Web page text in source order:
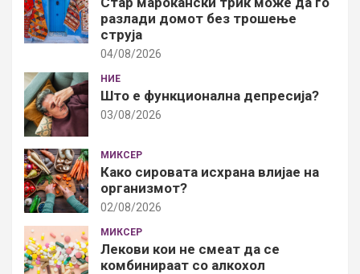
разлади домот без трошење
струја
04/08/2026
НИЕ
Што е функционална депресија?
03/08/2026
МИКСЕР
Како сировата исхрана влијае на
организмот?
02/08/2026
МИКСЕР
Лекови кои не смеат да се
комбинираат со алкохол